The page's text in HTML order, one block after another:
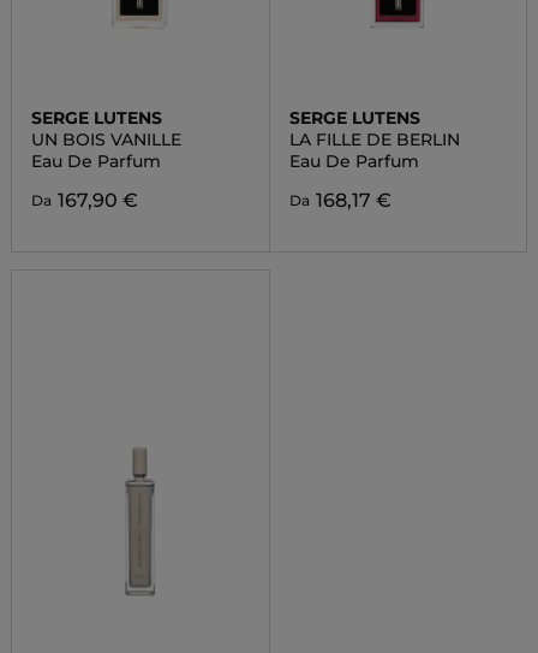
SERGE LUTENS
UN BOIS VANILLE
Eau De Parfum
Da 167,90 €
SERGE LUTENS
LA FILLE DE BERLIN
Eau De Parfum
Da 168,17 €